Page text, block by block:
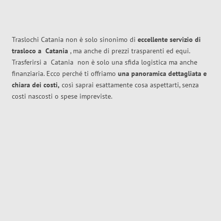
Traslochi Catania non è solo sinonimo di eccellente servizio di
trasloco a Catania , ma anche di prezzi trasparenti ed equi.
Trasferirsi a Catania non è solo una sfida logistica ma anche
finanziaria. Ecco perché ti offriamo una panoramica dettagliata e
chiara dei costi, così saprai esattamente cosa aspettarti, senza
costi nascosti o spese impreviste.